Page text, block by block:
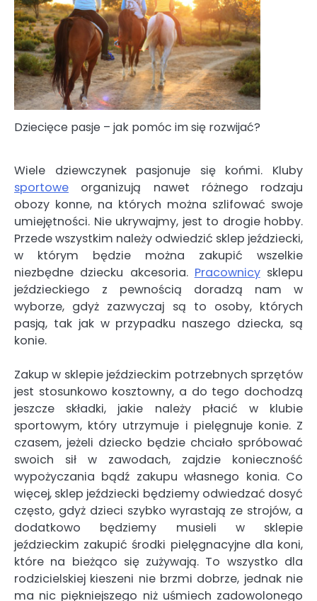
Dziecięce pasje – jak pomóc im się rozwijać?
Wiele dziewczynek pasjonuje się końmi. Kluby
sportowe organizują nawet różnego rodzaju
obozy konne, na których można szlifować swoje
umiejętności. Nie ukrywajmy, jest to drogie hobby.
Przede wszystkim należy odwiedzić sklep jeździecki,
w którym będzie można zakupić wszelkie
niezbędne dziecku akcesoria. Pracownicysklepu
jeździeckiego z pewnością doradzą nam w
wyborze, gdyż zazwyczaj są to osoby, których
pasją, tak jak w przypadku naszego dziecka, są
konie.
Zakup w sklepie jeździeckim potrzebnych sprzętów
jest stosunkowo kosztowny, a do tego dochodzą
jeszcze składki, jakie należy płacić w klubie
sportowym, który utrzymuje i pielęgnuje konie. Z
czasem, jeżeli dziecko będzie chciało spróbować
swoich sił w zawodach, zajdzie konieczność
wypożyczania bądź zakupu własnego konia. Co
więcej, sklep jeździecki będziemy odwiedzać dosyć
często, gdyż dzieci szybko wyrastają ze strojów, a
dodatkowo będziemy musieli w sklepie
jeździeckim zakupić środki pielęgnacyjne dla koni,
które na bieżąco się zużywają. To wszystko dla
rodzicielskiej kieszeni nie brzmi dobrze, jednak nie
ma nic piękniejszego niż uśmiech zadowolonego